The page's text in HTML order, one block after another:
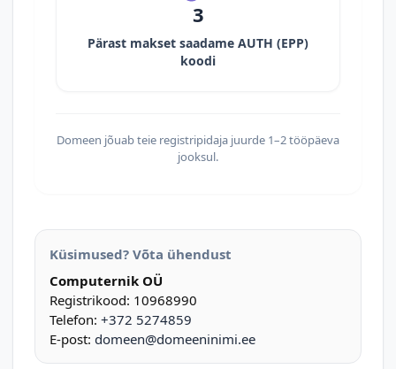
3
Pärast makset saadame AUTH (EPP)
koodi
Domeen jõuab teie registripidaja juurde 1–2 tööpäeva
jooksul.
Küsimused? Võta ühendust
Computernik OÜ
Registrikood: 10968990
Telefon: +372 5274859
E-post: domeen@domeeninimi.ee